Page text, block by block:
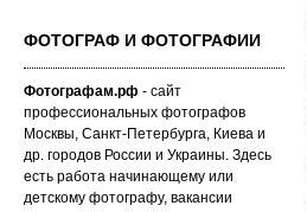
ФОТОГРАФ И ФОТОГРАФИИ
Фотографам.рф - сайт
профессиональных фотографов
Москвы, Санкт-Петербурга, Киева и
др. городов России и Украины. Здесь
есть работа начинающему или
детскому фотографу, вакансии